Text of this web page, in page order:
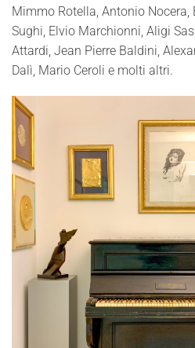
Mimmo Rotella, Antonio Nocera,
Sughi, Elvio Marchionni, Aligi
Attardi, Jean Pierre Baldini,
Dalì, Mario Ceroli e molti altri.